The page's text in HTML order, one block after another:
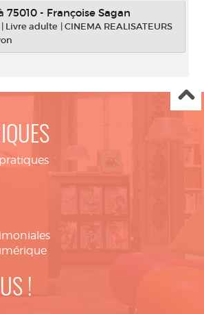
75010 - Françoise Sagan
| Livre adulte |CINEMA REALISATEURS
!